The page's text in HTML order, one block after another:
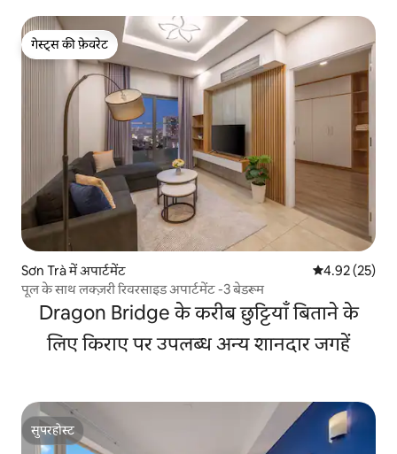
गेस्ट्स की फ़ेवरेट
गेस्ट्स की फ़ेवरेट
Sơn Trà में अपार्टमेंट औसत रेटिंग 5 में
4.92 (25)
पूल के साथ लक्ज़री रिवरसाइड अपार्टमेंट -3 बेडरूम
Dragon Bridge के करीब छुट्टियाँ बिताने के
लिए किराए पर उपलब्ध अन्य शानदार जगहें
सुपरहोस्ट
सुपरहोस्ट